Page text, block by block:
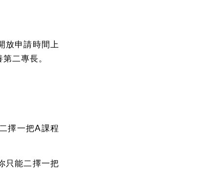
放申請時間上
二專長。
擇一把A課程
只能二擇一把